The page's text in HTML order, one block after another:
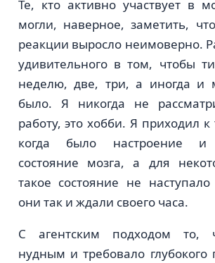
Те, кто активно участвует в
могли, наверное, заметить,
реакции выросло неимоверно.
удивительного в том, чтобы
неделю, две, три, а иногда и
было. Я никогда не
работу, это хобби. Я приходил к
когда было настроение и
состояние мозга, а для
такое состояние не
они так и ждали своего часа.
С агентским подходом то,
нудным и требовало глубокого